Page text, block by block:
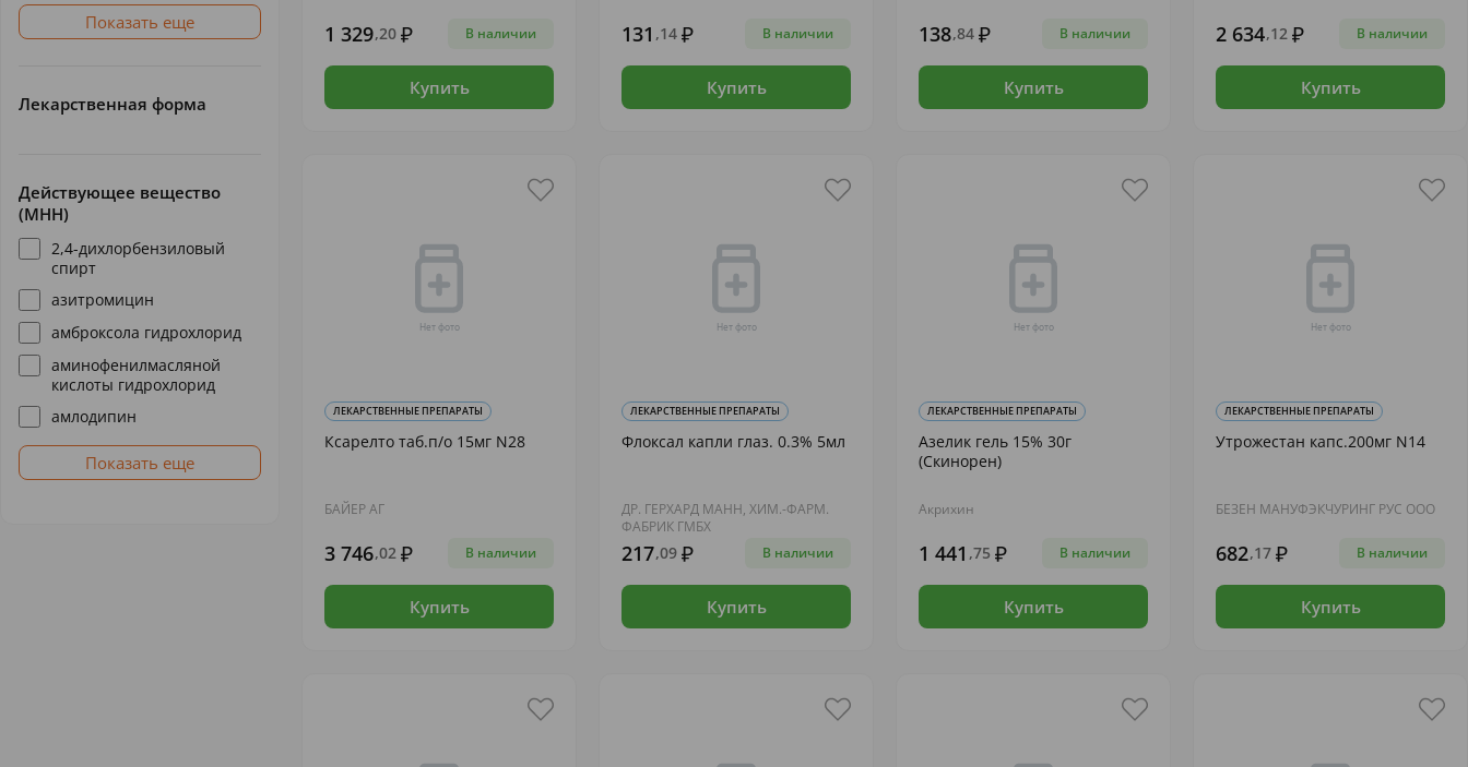
Показать еще
Лекарственная форма
Действующее вещество
(МНН)
2,4-дихлорбензиловый
спирт
азитромицин
амброксола гидрохлорид
аминофенилмасляной
кислоты гидрохлорид
амлодипин
Показать еще
1 329,20 В наличии
Купить
131 ,14 В наличии
Купить
138,84 В наличии
Купить
2 634,12 В наличии
Купить
ЛЕКАРСТВЕННЫЕ ПРЕПАРАТЫ
Ксарелто таб.п/о 15мг N28
БАЙЕР АГ
3 746,02 В наличии
Купить
ЛЕКАРСТВЕННЫЕ ПРЕПАРАТЫ
Флоксал капли глаз. 0.3% 5мл
ДР. ГЕРХАРД МАНН, ХИМ.-ФАРМ.
ФАБРИК ГМБХ
217,09 В наличии
Купить
ЛЕКАРСТВЕННЫЕ ПРЕПАРАТЫ
Азелик гель 15% 30г
(Скинорен)
Акрихин
1 441 ,75 В наличии
Купить
ЛЕКАРСТВЕННЫЕ ПРЕПАРАТЫ
Утрожестан капс.200мг N14
БЕЗЕН МАНУФЭКЧУРИНГ РУС ООО
682,17 В наличии
Купить